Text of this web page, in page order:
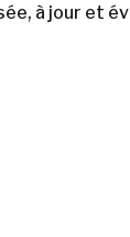
à jour et